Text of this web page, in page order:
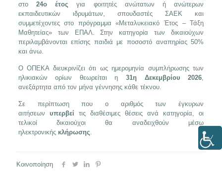
στο24ο έτοςγια φοιτητές ανώτατων ή ανώτερων
εκπαιδευτικών ιδρυμάτων, σπουδαστές ΣΑΕΚ και
συμμετέχοντες στο πρόγραμμα «Μεταλυκειακό Έτος – Τάξη
Μαθητείας» των ΕΠΑΛ. Στην κατηγορία των δικαιούχων
περιλαμβάνονται επίσης παιδιά με ποσοστό αναπηρίας 50%
και άνω.
Ο ΟΠΕΚΑ διευκρινίζει ότι ως ημερομηνία συμπλήρωσης των
ηλικιακών ορίων θεωρείται η31η Δεκεμβρίου 2026,
ανεξάρτητα από τον μήνα γέννησης κάθε τέκνου.
Σε περίπτωση που ο αριθμός των έγκυρων
αιτήσεων υπερβεί τις διαθέσιμες θέσεις ανά κατηγορία, οι
τελικοί δικαιούχοι θα αναδειχθούν μέσω
ηλεκτρονικής κλήρωσης.
Κοινοποίηση